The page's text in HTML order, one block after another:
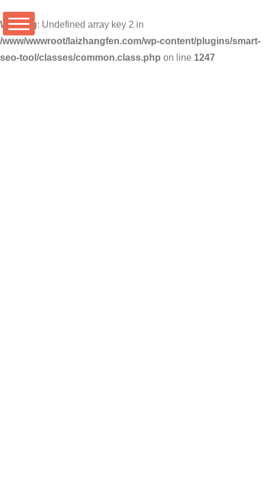
Warning: Undefined array key 2 in
/www/wwwroot/laizhangfen.com/wp-content/plugins/smart-
seo-tool/classes/common.class.php on line 1247